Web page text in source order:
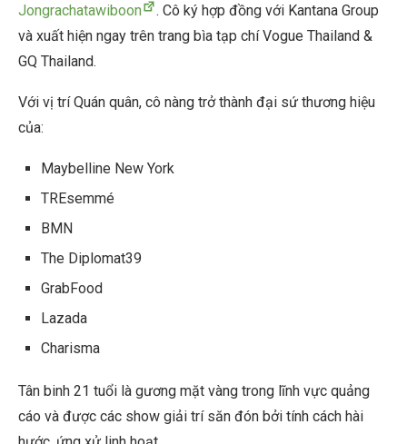
Jongrachatawiboon
. Cô ký hợp đồng với Kantana Group
và xuất hiện ngay trên trang bìa tạp chí Vogue Thailand &
GQ Thailand.
Với vị trí Quán quân, cô nàng trở thành đại sứ thương hiệu
của:
Maybelline New York
TREsemmé
BMN
The Diplomat39
GrabFood
Lazada
Charisma
Tân binh 21 tuổi là gương mặt vàng trong lĩnh vực quảng
cáo và được các show giải trí săn đón bởi tính cách hài